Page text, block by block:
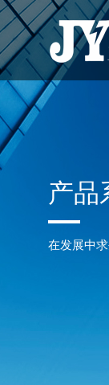
产品
在发展中